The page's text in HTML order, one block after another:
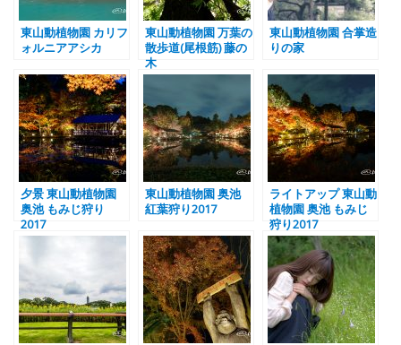
東山動植物園 カリフ
ォルニアアシカ
東山動植物園 万葉の
散歩道(尾根筋) 藤の
木
東山動植物園 合掌造
りの家
夕景 東山動植物園
奥池 もみじ狩り
2017
東山動植物園 奥池
紅葉狩り2017
ライトアップ 東山動
植物園 奥池 もみじ
狩り2017